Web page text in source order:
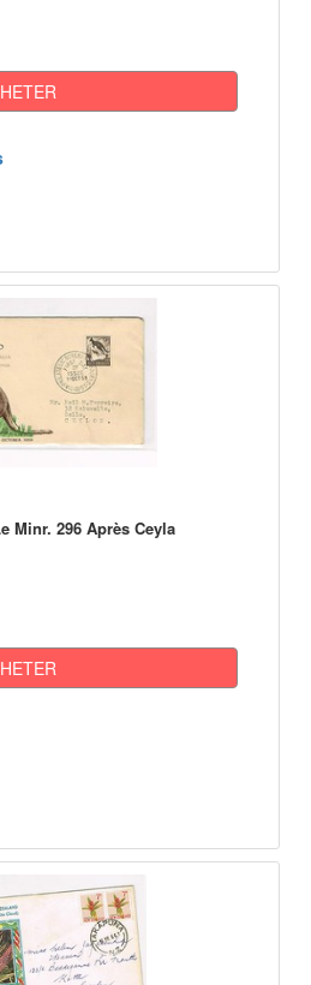
Minr. 296 Après Ceyla